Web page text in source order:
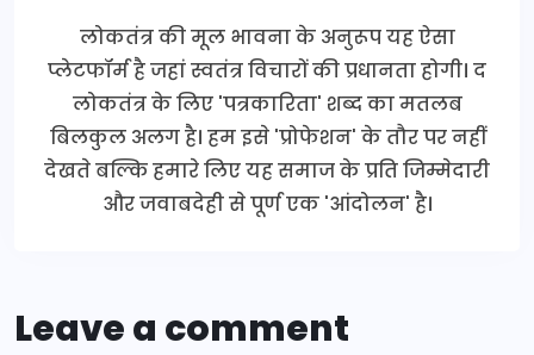
लोकतंत्र की मूल भावना के अनुरूप यह ऐसा
प्लेटफॉर्म है जहां स्वतंत्र विचारों की प्रधानता होगी। द
लोकतंत्र के लिए 'पत्रकारिता' शब्द का मतलब
बिलकुल अलग है। हम इसे 'प्रोफेशन' के तौर पर नहीं
देखते बल्कि हमारे लिए यह समाज के प्रति जिम्मेदारी
और जवाबदेही से पूर्ण एक 'आंदोलन' है।
Leave a comment